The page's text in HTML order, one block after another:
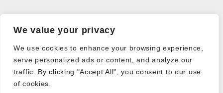
We value your privacy
We use cookies to enhance your browsing experience,
serve personalized ads or content, and analyze our
traffic. By clicking "Accept All", you consent to our use
of cookies.